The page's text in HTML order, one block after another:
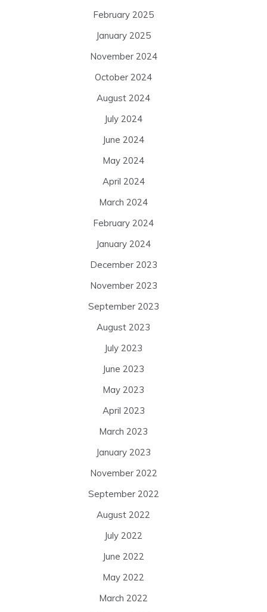
February 2025
January 2025
November 2024
October 2024
August 2024
July 2024
June 2024
May 2024
April 2024
March 2024
February 2024
January 2024
December 2023
November 2023
September 2023
August 2023
July 2023
June 2023
May 2023
April 2023
March 2023
January 2023
November 2022
September 2022
August 2022
July 2022
June 2022
May 2022
March 2022